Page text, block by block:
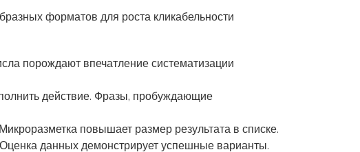
форматов для роста кликабельности
порождают впечатление систематизации
действие. Фразы, пробуждающие
повышает размер результата в списке.
данных демонстрирует успешные варианты.